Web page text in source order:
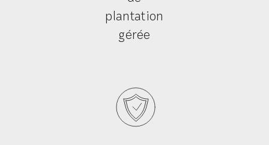
plantation
gérée